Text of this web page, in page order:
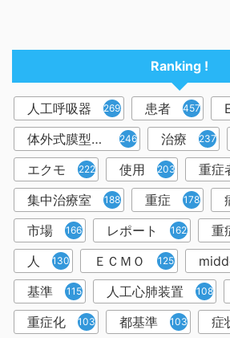
Ranking !
人工呼吸器 2698 患者 457
体外式膜型人工肺 246 治療 237
エクモ 222 使用 203 重症
集中治療室 188 重症 178
市場 166 レポート 162 重
人 130 ＥＣＭＯ 125
基準 115 人工心肺装置 108
重症化 103 都基準 103 症